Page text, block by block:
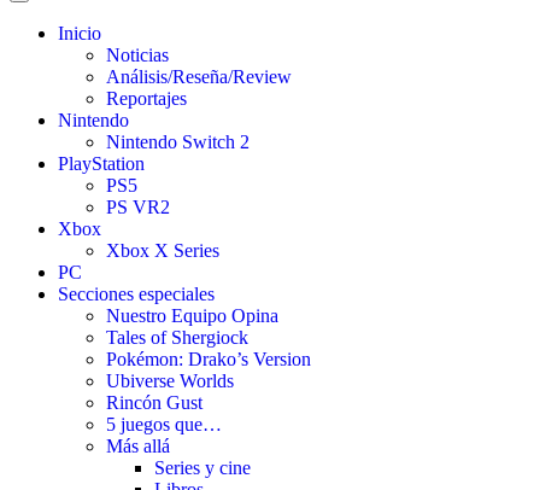
Inicio
Noticias
Análisis/Reseña/Review
Reportajes
Nintendo
Nintendo Switch 2
PlayStation
PS5
PS VR2
Xbox
Xbox X Series
PC
Secciones especiales
Nuestro Equipo Opina
Tales of Shergiock
Pokémon: Drako’s Version
Ubiverse Worlds
Rincón Gust
5 juegos que…
Más allá
Series y cine